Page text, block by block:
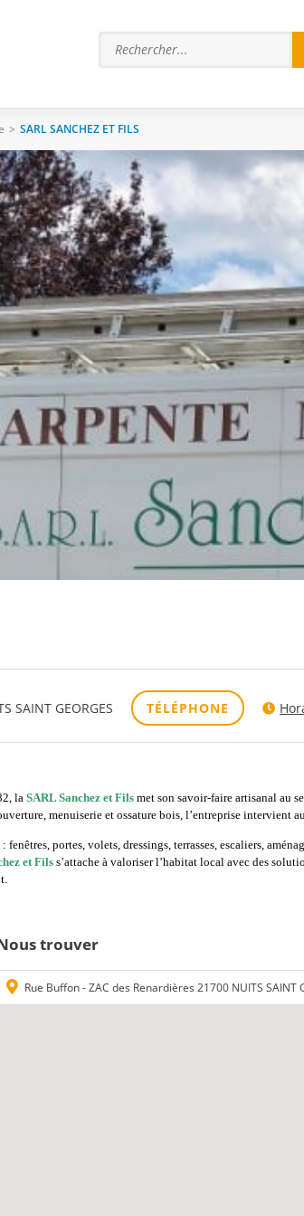
> SARL SANCHEZ ET FILS
SAINT GEORGES TÉLÉPHONE
la SARL Sanchez et Fils met son savoir-faire artisanal au
menuiserie et ossature bois, l’entreprise intervient
portes, volets, dressings, terrasses, escaliers,
et Filss’attache à valoriser l’habitat local avec des
trouver
Rue Buffon - ZAC des Renardières 21700 NUITS SAINT